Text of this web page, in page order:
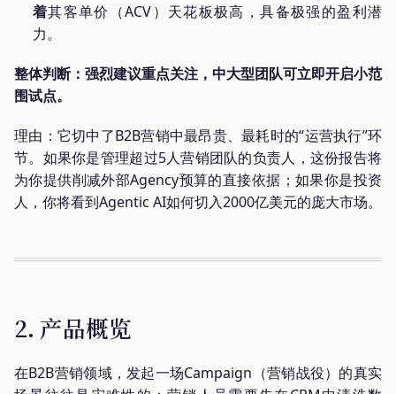
着其客单价（ACV）天花板极高，具备极强的盈利潜
力。
整体判断：强烈建议重点关注，中大型团队可立即开启小范
围试点。
理由：它切中了B2B营销中最昂贵、最耗时的“运营执行”环
节。如果你是管理超过5人营销团队的负责人，这份报告将
为你提供削减外部Agency预算的直接依据；如果你是投资
人，你将看到Agentic AI如何切入2000亿美元的庞大市场。
2. 产品概览
在B2B营销领域，发起一场Campaign（营销战役）的真实